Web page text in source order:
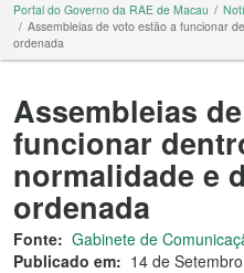
Portal do Governo da RAE de Macau
Assembleias de voto estão a funcionar
ordenada
Assembleias
funcionar
normalidade e
ordenada
Fonte: Gabinete de
Publicado em: 14 de